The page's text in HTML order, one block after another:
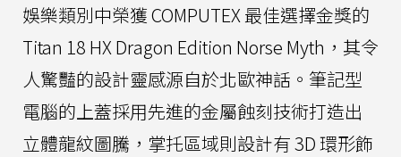
娛樂類別中榮獲 COMPUTEX 最佳選擇金獎的
Titan 18 HX Dragon Edition Norse Myth，其令
人驚豔的設計靈感源自於北歐神話。筆記型
電腦的上蓋採用先進的金屬蝕刻技術打造出
立體龍紋圖騰，掌托區域則設計有 3D 環形飾